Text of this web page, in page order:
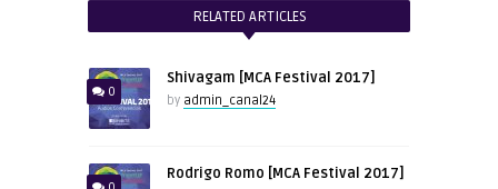
RELATED ARTICLES
0
Shivagam [MCA Festival 2017]
by admin_canal24
Rodrigo Romo [MCA Festival 2017]